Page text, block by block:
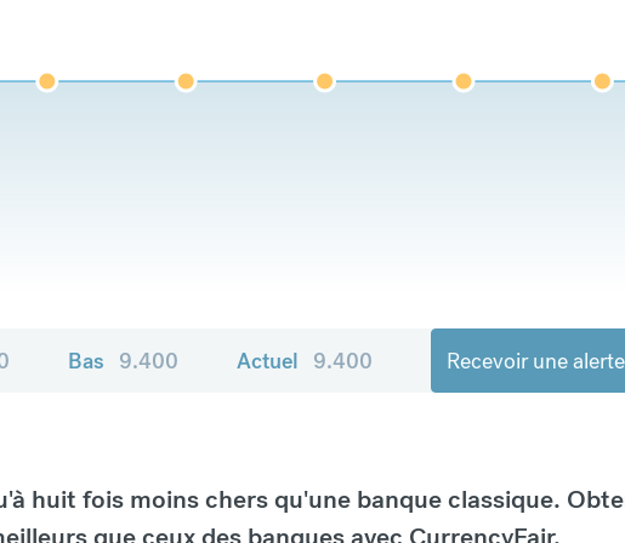
Bas 9.400 Actuel 9.400 Recevoir une
huit fois moins chers qu'une banque classique.
que ceux des banques avec CurrencyFair.